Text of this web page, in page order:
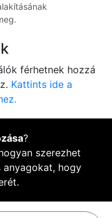
férhetnek hozzá
Kattints ide a
?
szerezhet
anyagokat, hogy